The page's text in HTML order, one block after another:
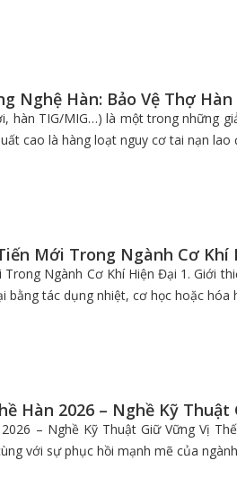
Nghệ Hàn: Bảo Vệ Thợ
hàn TIG/MIG…) là một trong những
cao là hàng loạt nguy cơ tai nạn
Mới Trong Ngành Cơ Khí
Ngành Cơ Khí Hiện Đại 1. Giới
bằng tác dụng nhiệt, cơ học hoặc
Hàn 2026 – Nghề Kỹ
– Nghề Kỹ Thuật Giữ Vững Vị
với sự phục hồi mạnh mẽ của